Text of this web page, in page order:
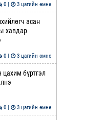
0 | 3 цагийн өмнө
асан
хавдар
0 | 3 цагийн өмнө
цахим бүртгэл
0 | 3 цагийн өмнө